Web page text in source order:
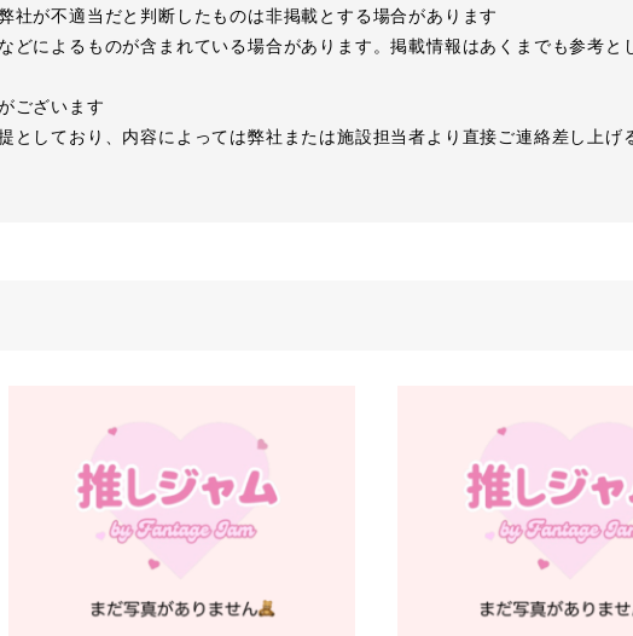
が不適当だと判断したものは非掲載とする場合があります
によるものが含まれている場合があります。掲載情報はあくまでも参考と
ございます
しており、内容によっては弊社または施設担当者より直接ご連絡差し上げ